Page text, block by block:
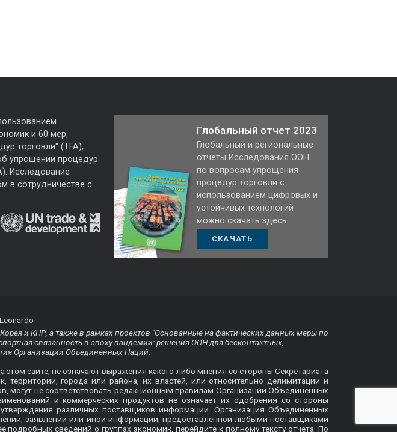
и 60 мер,
торговли" (TFA),
упрощении процедур
Исследование
в сотрудничестве с
Глобальный отчет 2023
Глобальный и региональные
отчеты Исследования ООН
по вопросам упрощения
процедур торговли с
использованием цифровых и
устойчивых технологий
можно скачать здесь:
СКАЧАТЬ
и КНР, а также в рамках проектов "Основанные на фактических данных меры по
связанность в эпоху пандемии: решения ООН для бесконтактных,
Организации Объединенных Наций.
сайте, не означают выражения какого-либо мнения со стороны Секретариата
города или района, их властей, или относительно делимитации и
могут не соответствовать редакционным правилам Организации Объединенных
и коммерческих продуктов не означает их одобрения со стороны
различных поставщиков информации. Организация Объединенных
заявлений или иной информации, предоставленной любыми поставщиками
сведений о группах экономик, перейдите кполному тексту отчета . По